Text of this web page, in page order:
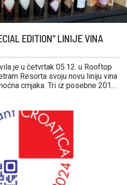
EDITION” LINIJE VINA
je u četvrtak 05.12. u Rooftop
Resorta svoju novu liniju vina
crnjaka. Tri iz posebne 2016.
…